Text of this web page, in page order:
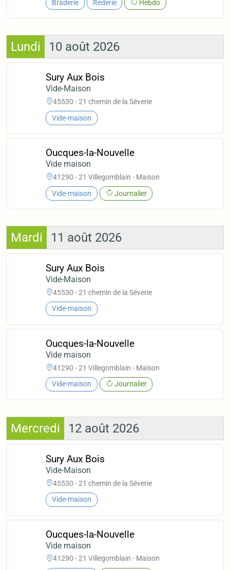
Braderie Réderie Hebdo
Lundi 10 août 2026
Sury Aux Bois
Vide-Maison
45530 - 21 chemin de la Séverie
Vide-maison
Oucques-la-Nouvelle
Vide maison
41290 - 21 Villegomblain - Maison
Vide-maison Journalier
Mardi 11 août 2026
Sury Aux Bois
Vide-Maison
45530 - 21 chemin de la Séverie
Vide-maison
Oucques-la-Nouvelle
Vide maison
41290 - 21 Villegomblain - Maison
Vide-maison Journalier
Mercredi 12 août 2026
Sury Aux Bois
Vide-Maison
45530 - 21 chemin de la Séverie
Vide-maison
Oucques-la-Nouvelle
Vide maison
41290 - 21 Villegomblain - Maison